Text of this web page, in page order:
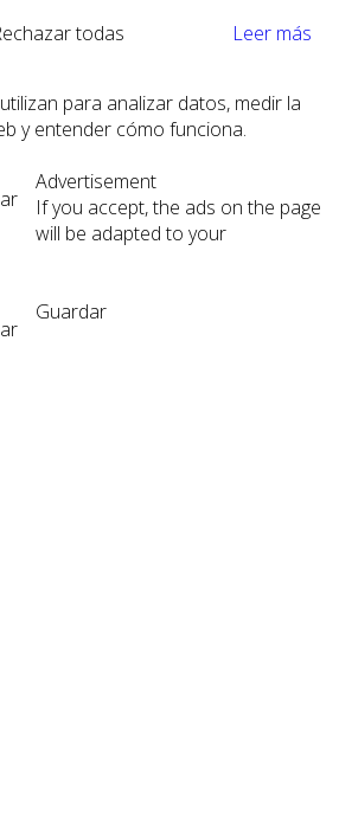
todas
Leer más
para analizar datos, medir la
y entender cómo funciona.
Advertisement
If you accept, the ads on the page
will be adapted to your
Guardar